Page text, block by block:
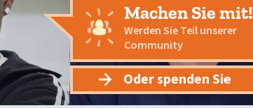
Machen Sie mit!
Werden Sie Teil unserer
Community
Oder spenden Sie